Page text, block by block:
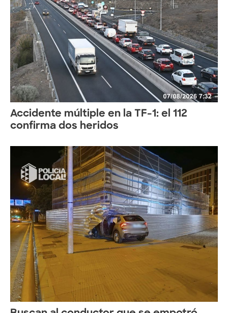
Accidente múltiple en la TF-1: el 112
confirma dos heridos